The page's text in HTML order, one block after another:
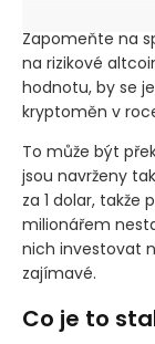
Zapomeňte na
na rizikové
hodnotu, by se
kryptoměn v
To může být
jsou navrženy
za 1 dolar,
milionářem
nich investovat
zajímavé.
Co je to